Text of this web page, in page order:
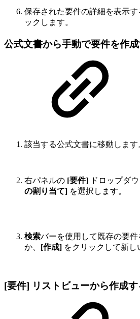
保存された要件の詳細を表示す
ックします。
公式文書から手動で要件を作
該当する公式文書に移動します
右パネルの [要件] ドロップダ
の割り当て] を選択します。
検索バーを使用して既存の要
か、 [作成] をクリックして新し
[要件] リストビューから作成す